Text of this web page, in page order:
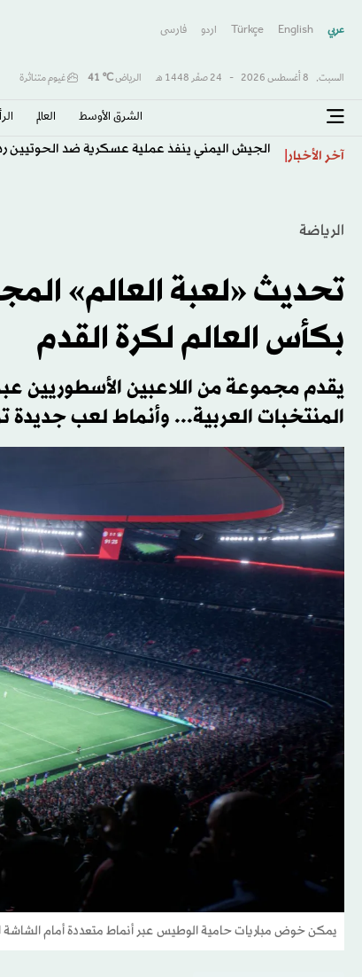
عربي English
Türkçe اردو فارسى
السبت, 8 أغسطس 2026 - 24 صفَر 1448 هـ الرياض℃
41 غيوم متناثرة
الشرق الأوسط​ العالم
آخر الأخبار الجيش اليمني ينفذ عملية عسكرية ضد الحوثيين
الرياضة
بكأس العالم لكرة القدم
المنتخبات العربية... وأنماط لعب جديدة
يمكن خوض مباريات حامية الوطيس عبر أنماط متعددة أمام الشاشة